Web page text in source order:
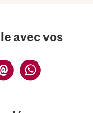
avec vos